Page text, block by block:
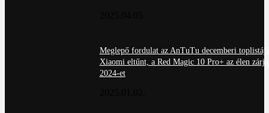
Meglepő fordulat az AnTuTu decemberi
Xiaomi eltűnt, a Red Magic 10 Pro+ az élen zárja
2024-et